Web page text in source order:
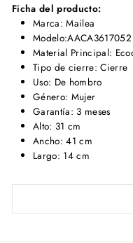
Ficha del producto:
Marca: Mailea
Modelo:AACA3617052
Material Principal:
Tipo de cierre: Cierre
Uso: De hombro
Género: Mujer
Garantía: 3 meses
Alto: 31 cm
Ancho: 41 cm
Largo: 14 cm